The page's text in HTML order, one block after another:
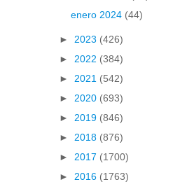
enero 2024 (44)
► 2023 (426)
► 2022 (384)
► 2021 (542)
► 2020 (693)
► 2019 (846)
► 2018 (876)
► 2017 (1700)
► 2016 (1763)